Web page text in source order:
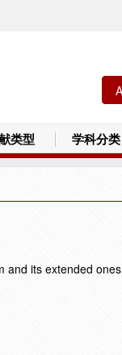
类型 学科分类
and its extended ones